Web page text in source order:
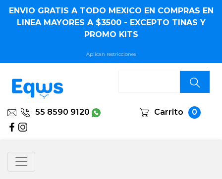
ENVIO GRATIS A TODO MEXICO EN COMPRAS EN
LINEA MAYORES A $3500 - EXCEPTO TINAS Y
PROMO KITS
Aplican restricciones
55 8590 9120 Carrito 0